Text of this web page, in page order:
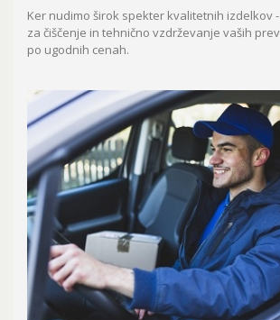
Ker nudimo širok spekter kvalitetnih izdelkov
za čiščenje in tehnično vzdrževanje vaših
po ugodnih cenah.